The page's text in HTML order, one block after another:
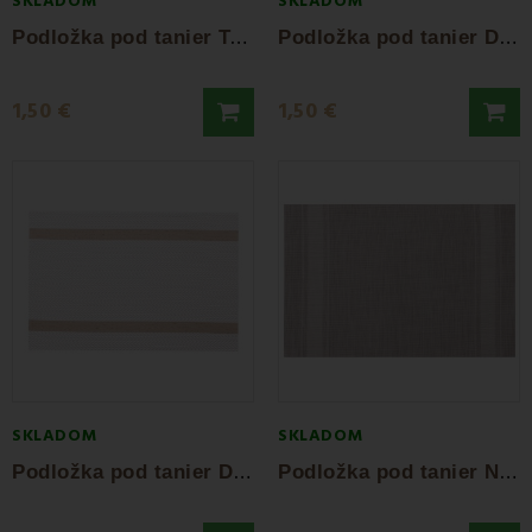
P
odložka pod tanier Teres
1,50 €
P
odložka pod tanier Dracena
1,50 €
SKLADOM
P
odložka pod tanier Direct béžová 45x30 cm
SKLADOM
P
odložka pod tanier Nude 45x30 cm